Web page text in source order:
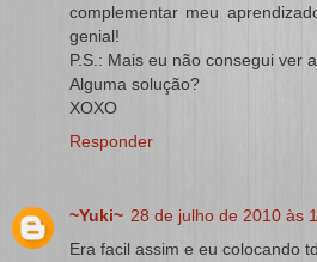
complementar meu
genial!
P.S.: Mais eu não consegui ver
Alguma solução?
XOXO
Responder
~Yuki~ 28 de julho de 2010 às
Era facil assim e eu colocando